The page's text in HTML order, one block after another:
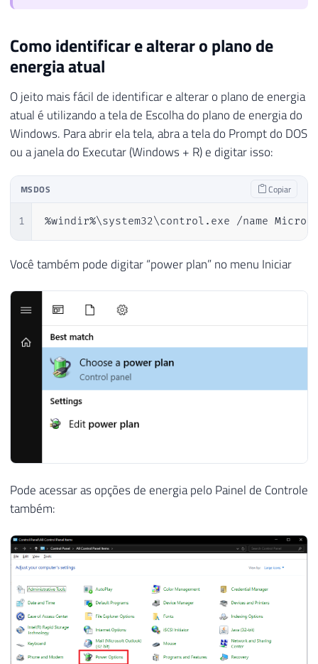
Como identificar e alterar o plano de
energia atual
O jeito mais fácil de identificar e alterar o plano de energia
atual é utilizando a tela de Escolha do plano de energia do
Windows. Para abrir ela tela, abra a tela do Prompt do DOS
ou a janela do Executar (Windows + R) e digitar isso:
MSDOS Copiar
1 %windir%\system32\control.exe /name
Você também pode digitar “power plan” no menu Iniciar
Pode acessar as opções de energia pelo Painel de Controle
também: